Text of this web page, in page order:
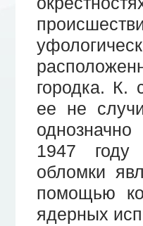
городка. К.
ее не
1947 году
обломки
помощью
ядерных